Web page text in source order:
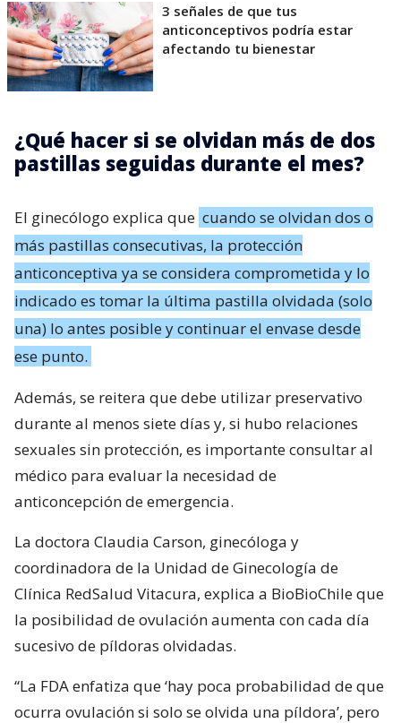
3 señales de que tus
anticonceptivos podría estar
afectando tu bienestar
¿Qué hacer si se olvidan más de dos
pastillas seguidas durante el mes?
El ginecólogo explica que cuando se olvidan dos o
más pastillas consecutivas, la protección
anticonceptiva ya se considera comprometida y lo
indicado es tomar la última pastilla olvidada (solo
una) lo antes posible y continuar el envase desde
ese punto.
Además, se reitera que debe utilizar preservativo
durante al menos siete días y, si hubo relaciones
sexuales sin protección, es importante consultar al
médico para evaluar la necesidad de
anticoncepción de emergencia.
La doctora Claudia Carson, ginecóloga y
coordinadora de la Unidad de Ginecología de
Clínica RedSalud Vitacura, explica a BioBioChile que
la posibilidad de ovulación aumenta con cada día
sucesivo de píldoras olvidadas.
“La FDA enfatiza que ‘hay poca probabilidad de que
ocurra ovulación si solo se olvida una píldora’, pero